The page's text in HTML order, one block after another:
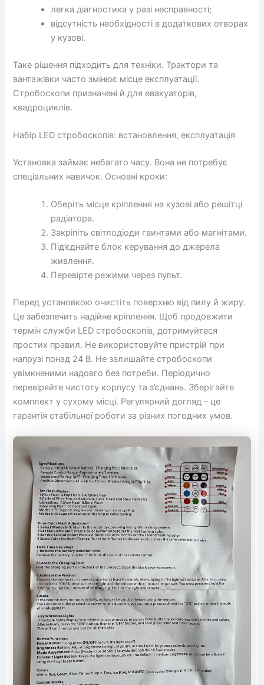
легка діагностика у разі несправності;
відсутність необхідності в додаткових отворах
у кузові.
Таке рішення підходить для техніки. Трактори та
вантажівки часто змінює місце експлуатації.
Стробоскопи призначені й для евакуаторів,
квадроциклів.
Набір LED стробоскопів: встановлення, експлуатація
Установка займає небагато часу. Вона не потребує
спеціальних навичок. Основні кроки:
Оберіть місце кріплення на кузові або решітці
радіатора.
Закріпіть світлодіоди гвинтами або магнітами.
Під’єднайте блок керування до джерела
живлення.
Перевірте режими через пульт.
Перед установкою очистіть поверхню від пилу й жиру.
Це забезпечить надійне кріплення. Щоб продовжити
термін служби LED стробоскопів, дотримуйтеся
простих правил. Не використовуйте пристрій при
напрузі понад 24 В. Не залишайте стробоскопи
увімкненими надовго без потреби. Періодично
перевіряйте чистоту корпусу та з’єднань. Зберігайте
комплект у сухому місці. Регулярний догляд – це
гарантія стабільної роботи за різних погодних умов.